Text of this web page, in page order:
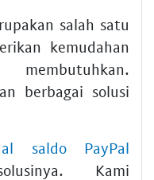
salah satu
kemudahan
berbagai solusi
saldo PayPal
Kami